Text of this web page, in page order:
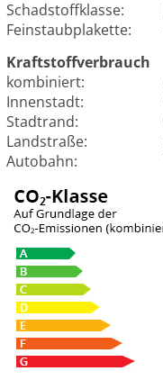
Schadstoffklasse:
Feinstaubplakette:
Kraftstoffverbrauch
kombiniert:
Innenstadt:
Stadtrand:
Landstraße:
Autobahn: